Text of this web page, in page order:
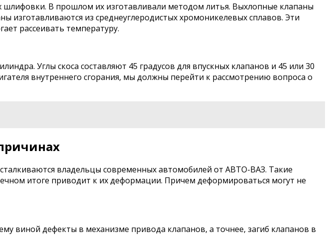
шлифовки. В прошлом их изготавливали методом литья. Выхлопные клапаны
изготавливаются из среднеуглеродистых хромоникелевых сплавов. Эти
рассеивать температуру.
Углы скоса составляют 45 градусов для впускных клапанов и 45 или 30
внутреннего сгорания, мы должны перейти к рассмотрению вопроса о
владельцы современных автомобилей от АВТО-ВАЗ. Такие
итоге приводит к их деформации. Причем деформироваться могут не
виной дефекты в механизме привода клапанов, а точнее, загиб клапанов в